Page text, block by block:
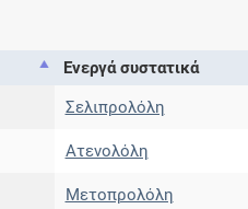
Ενεργά συστατικά
Σελιπρολόλη
Ατενολόλη
Μετοπρολόλη